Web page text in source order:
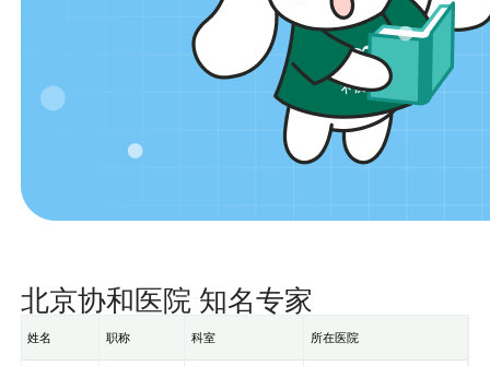
北京协和医院 知名专家
姓名 职称 科室 所在医院